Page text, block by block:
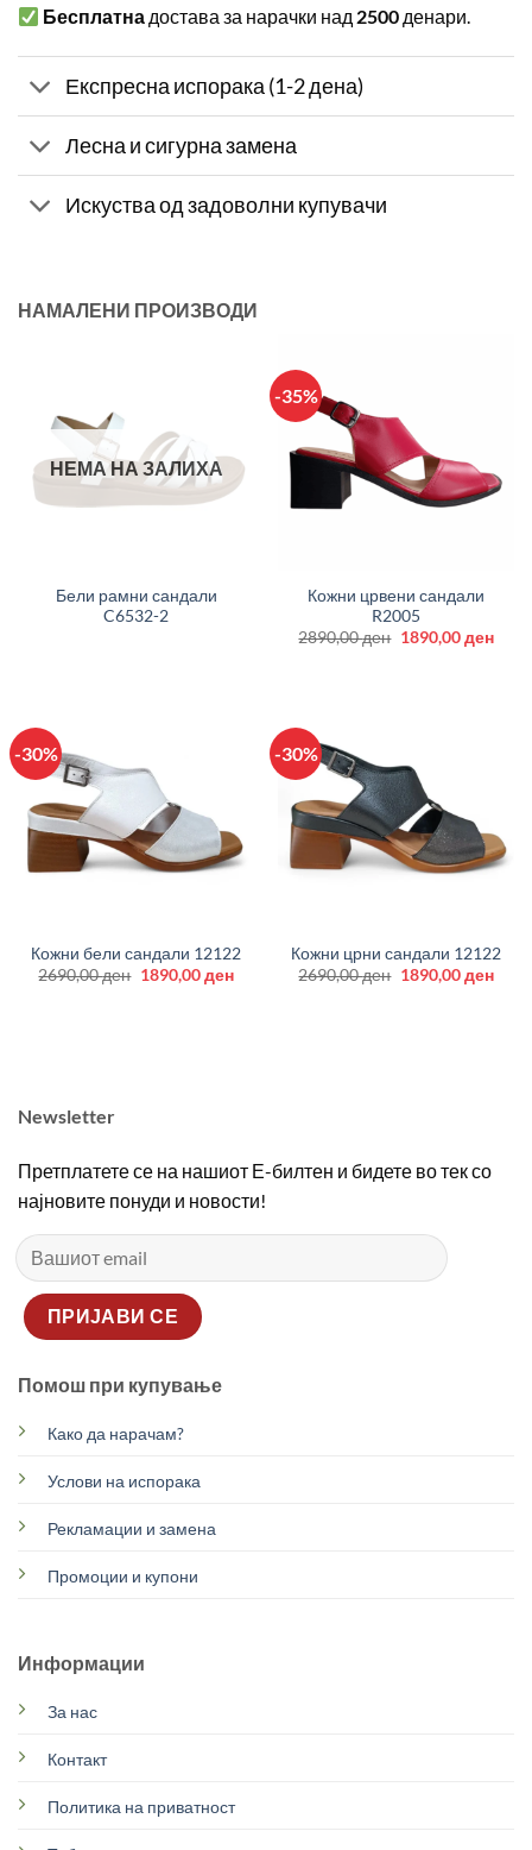
Бесплатна достава за нарачки над 2500 денари.
Експресна испорака (1-2 дена)
Лесна и сигурна замена
Искуства од задоволни купувачи
НАМАЛЕНИ ПРОИЗВОДИ
НЕМА НА ЗАЛИХА
Бели рамни сандали
C6532-2
-35%
Кожни црвени сандали
R2005
2890,00ден Original
1890,00ден
-30%
Кожни бели сандали 12122
2690,00ден Original
1890,00денCurrent
-30%
Кожни црни сандали 12122
2690,00ден Original
1890,00ден
Newsletter
Претплатете се на нашиот Е-билтен и бидете во тек со
најновите понуди и новости!
Помош при купување
Како да нарачам?
Услови на испорака
Рекламации и замена
Промоции и купони
Информации
За нас
Контакт
Политика на приватност